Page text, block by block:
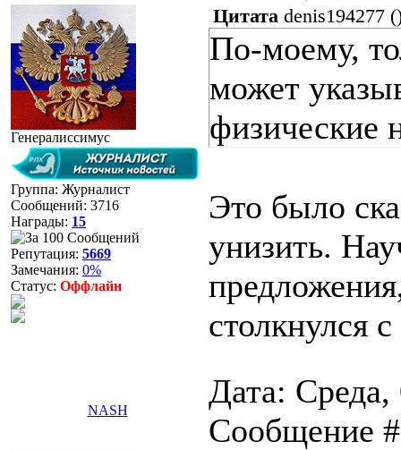
Генералиссимус
Группа: Журналист
Сообщений: 3716
Награды: 15
Репутация: 5669
Замечания: 0%
Статус: Оффлайн
Цитата denis194277 (
По-моему,
может
физические
Это было
унизить.
столкнулся
NASH
Дата:
Сообщение